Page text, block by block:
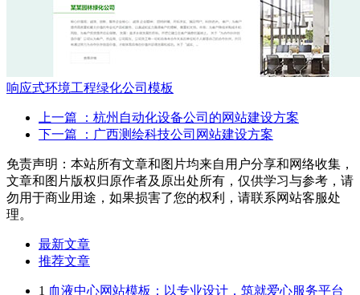
响应式环境工程绿化公司模板
上一篇
：杭州自动化设备公司的网站建设方案
下一篇
：广西测绘科技公司网站建设方案
免责声明：本站所有文章和图片均来自用户分享和网络收集，
文章和图片版权归原作者及原出处所有，仅供学习与参考，请
勿用于商业用途，如果损害了您的权利，请联系网站客服处
理。
最新文章
推荐文章
1 血液中心网站模板：以专业设计，筑就爱心服务平台